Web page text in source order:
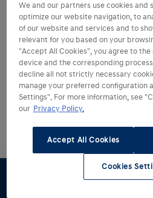
biedt een scala aan flexibele
E-GMP-platform is standaard
800V-opladen, zonder
componenten of
Hoeveel km
jouw
werkafstand?
Bereken op basis van woon-
We and our partners use cookies and
optimize our website navigation, to
of our website and services and to
relevant for you based on your
"Accept All Cookies", you agree to
device and the corresponding
decline all not strictly necessary
manage your preferred configuration
Settings". For more information, see
our Privacy Policy.
Accept All Cookies
Cookies